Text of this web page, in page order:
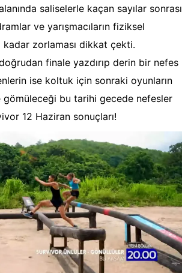
saliselerle kaçan sayılar sonrası
ve yarışmacıların fiziksel
kadar zorlaması dikkat çekti.
doğrudan finale yazdırıp derin bir nefes
ise koltuk için sonraki oyunların
gömüleceği bu tarihi gecede nefesler
12 Haziran sonuçları!